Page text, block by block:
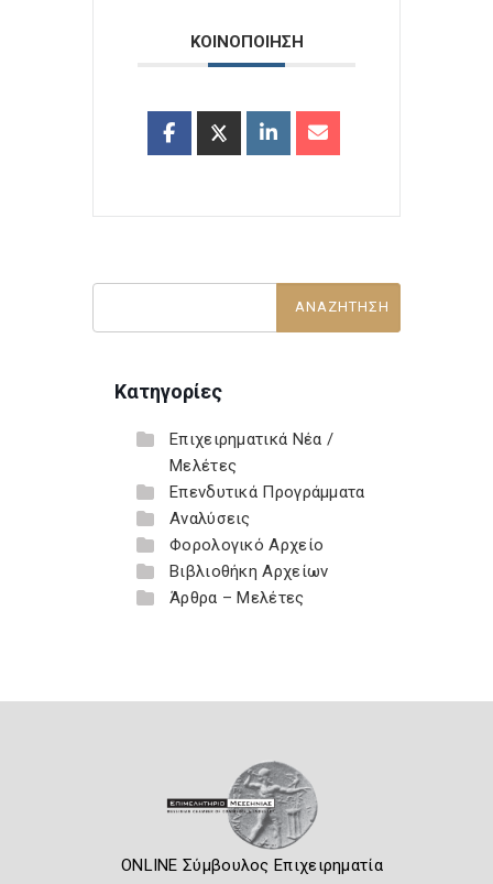
ΚΟΙΝΟΠΟΙΗΣΗ
Κατηγορίες
Επιχειρηματικά Νέα /
Μελέτες
Επενδυτικά Προγράμματα
Αναλύσεις
Φορολογικό Αρχείο
Βιβλιοθήκη Αρχείων
Άρθρα – Μελέτες
ONLINE Σύμβουλος Επιχειρηματία